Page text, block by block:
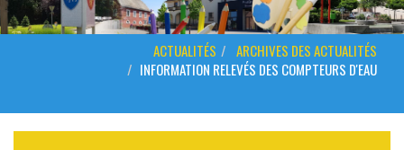
ACTUALITÉS
ARCHIVES DES ACTUALITÉS
INFORMATION RELEVÉS DES COMPTEURS D'EAU